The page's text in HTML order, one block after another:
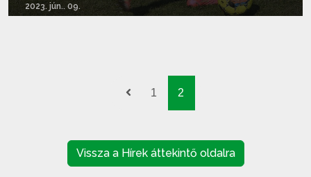
2023. jún.. 09.
1 2
Vissza a Hírek áttekintő oldalra